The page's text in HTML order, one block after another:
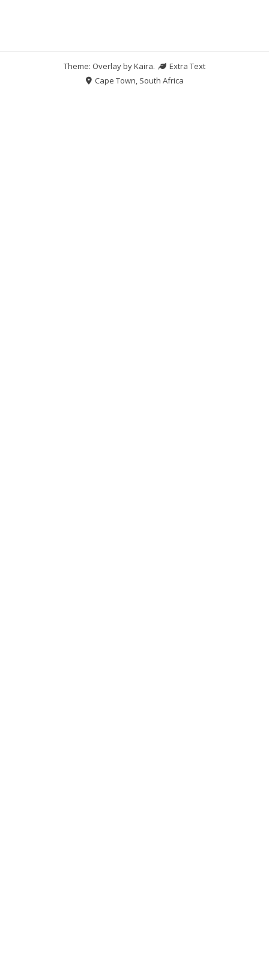
Theme: Overlay byKaira.
Extra Text
Cape Town, South Africa